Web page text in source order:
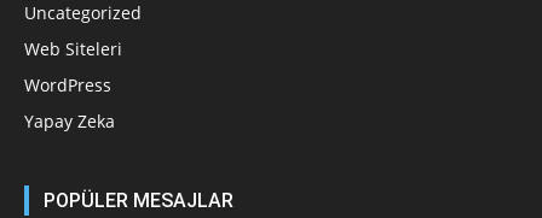
Uncategorized
Web Siteleri
WordPress
Yapay Zeka
POPÜLER MESAJLAR